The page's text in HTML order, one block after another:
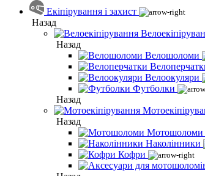
Екіпірування і захист
Назад
Назад
Велошоломи
Велоокуляри
Футболки
Назад
Назад
Мотошоломи
Наколінники
Кофри